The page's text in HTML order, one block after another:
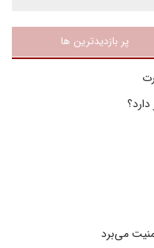
پر بازدیدترین ها
می‌برد